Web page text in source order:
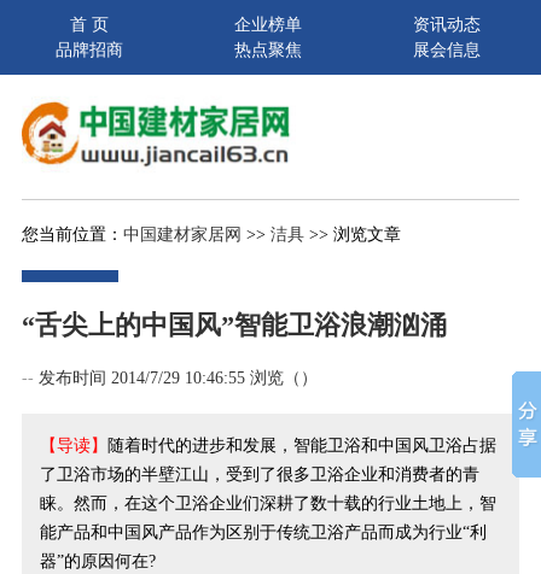
首 页 企业榜单
资讯动态
品牌招商
热点聚焦 展会信息
您当前位置： 中国建材家居网 >> 洁具>> 浏览文章
“舌尖上的中国风”智能卫浴浪潮汹涌
-- 发布时间 2014/7/29 10:46:55 浏览（ ）
【导读】
随着时代的进步和发展，智能卫浴和中国风卫浴占据
了卫浴市场的半壁江山，受到了很多卫浴企业和消费者的青
睐。然而，在这个卫浴企业们深耕了数十载的行业土地上，智
能产品和中国风产品作为区别于传统卫浴产品而成为行业“利
器”的原因何在?